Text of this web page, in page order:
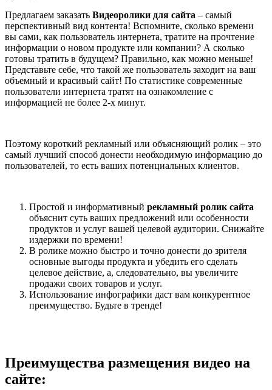
Предлагаем заказать Видеоролики для сайта – самый
перспективный вид контента! Вспомните, сколько времени
вы сами, как пользователь интернета, тратите на прочтение
информации о новом продукте или компании? А сколько
готовы тратить в будущем? Правильно, как можно меньше!
Представьте себе, что такой же пользователь заходит на ваш
объемный и красивый сайт! По статистике современные
пользователи интернета тратят на ознакомление с
информацией не более 2-х минут.
Поэтому короткий рекламный или объясняющий ролик – это
самый лучший способ донести необходимую информацию до
пользователей, то есть ваших потенциальных клиентов.
Простой и информативный рекламный ролик сайта
объяснит суть ваших предложений или особенности
продуктов и услуг вашей целевой аудитории. Снижайте
издержки по времени!
В ролике можно быстро и точно донести до зрителя
основные выгоды продукта и убедить его сделать
целевое действие, а, следовательно, вы увеличите
продажи своих товаров и услуг.
Использование инфографики даст вам конкурентное
преимущество. Будьте в тренде!
Преимущества размещения видео на
сайте: